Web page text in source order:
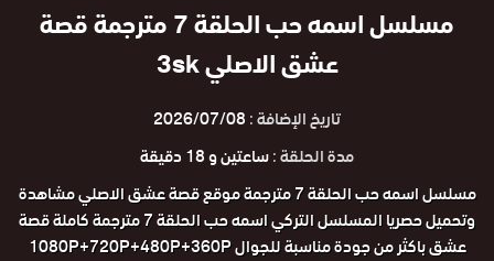
مسلسل اسمه حب الحلقة 7 مترجمة قصة
عشق الاصلي 3sk
تاريخ الإضافة :2026/07/08
مدة الحلقة :ساعتين و 18 دقيقة
مسلسل اسمه حب الحلقة 7 مترجمة موقع قصة عشق الاصلي مشاهدة
وتحميل حصريا المسلسل التركي اسمه حب الحلقة 7 مترجمة كاملة قصة
عشق باكثر من جودة مناسبة للجوال 1080P+720P+480P+360P